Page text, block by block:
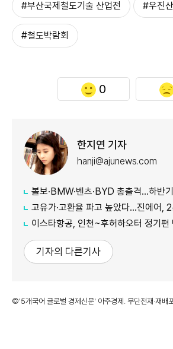
#부산국제철도기술 산업전 #우진
#철도박람회
0
한지연 기자
hanji@ajunews.com
볼보·BMW·벤츠·BYD 총출격...하반기
고유가·고환율 파고 높았다…진에어, 2분
이스타항공, 인천~후허하오터 정기편
기자의 다른기사
©'5개국어 글로벌 경제신문' 아주경제. 무단전재·재배